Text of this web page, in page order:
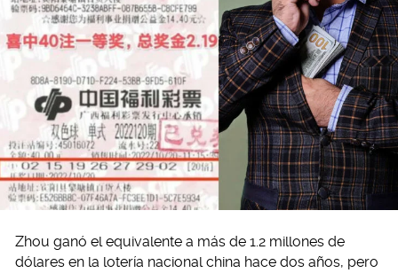
Zhou ganó el equivalente a más de 1.2 millones de
dólares en la lotería nacional china hace dos años, pero